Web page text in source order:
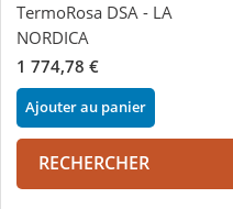
TermoRosa DSA - LA
NORDICA
1 774,78 €
Ajouter au panier
RECHERCHER